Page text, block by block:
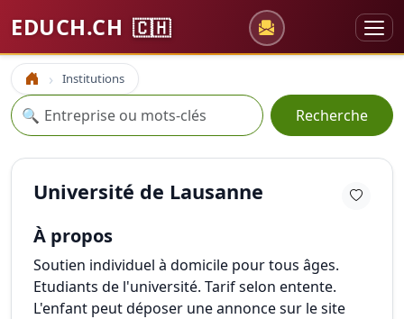
EDUCH.CH 🇨🇭
Accueil Institutions
Recherche
🔍 Recherche
Université de Lausanne
À propos
Soutien individuel à domicile pour tous âges.
Etudiants de l'université. Tarif selon entente.
L'enfant peut déposer une annonce sur le site